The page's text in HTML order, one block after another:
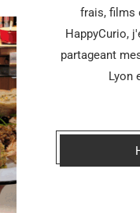
frais, films
HappyCurio,
partageant
Lyon